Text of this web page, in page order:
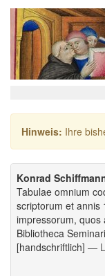
Hinweis: Ihre
Konrad
Tabulae omnium
scriptorum et annis
impressorum, quos
Bibliotheca
[handschriftlich] —